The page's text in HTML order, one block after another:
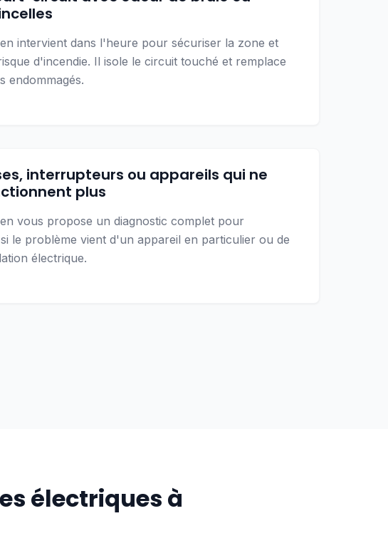
intervient dans l'heure pour sécuriser la zone et
d'incendie. Il isole le circuit touché et remplace
endommagés.
interrupteurs ou appareils qui ne
plus
vous propose un diagnostic complet pour
le problème vient d'un appareil en particulier ou de
électrique.
électriques à